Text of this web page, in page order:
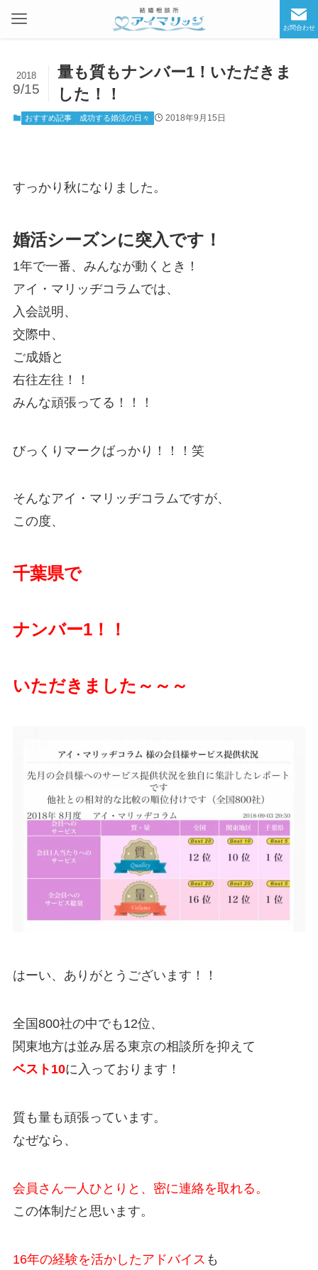
お問合わせ
量も質もナンバー1！いただきま
した！！
2018
9/15
おすすめ記事 成功する婚活の日々 2018年9月15日
すっかり秋になりました。
婚活シーズンに突入です！
1年で一番、みんなが動くとき！
アイ・マリッヂコラムでは、
入会説明、
交際中、
ご成婚と
右往左往！！
みんな頑張ってる！！！
びっくりマークばっかり！！！笑
そんなアイ・マリッヂコラムですが、
この度、
千葉県で
ナンバー1！！
いただきました～～～
はーい、ありがとうございます！！
全国800社の中でも12位、
関東地方は並み居る東京の相談所を抑えて
ベスト10に入っております！
質も量も頑張っています。
なぜなら、
会員さん一人ひとりと、密に連絡を取れる。
この体制だと思います。
16年の経験を活かしたアドバイス も